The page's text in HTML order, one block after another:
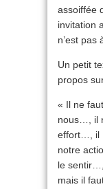
assoiffée
invitation
n’est pas
Un petit
propos
« Il ne
nous…, il
effort…, il
notre
le
mais il